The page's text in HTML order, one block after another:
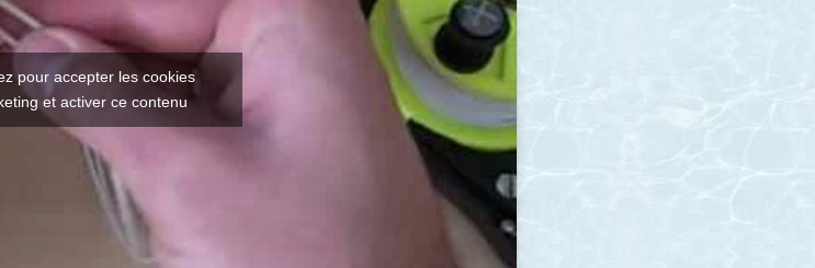
pour accepter les cookies
et activer ce contenu